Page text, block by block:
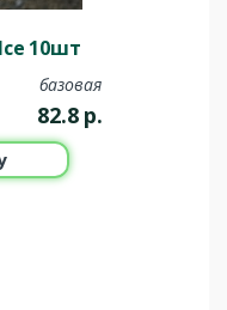
10шт
базовая
82.8 р.